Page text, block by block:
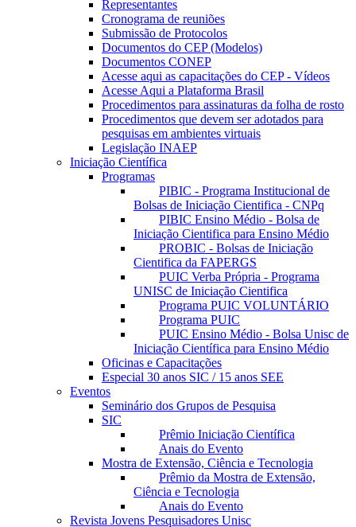
Representantes
Cronograma de reuniões
Submissão de Protocolos
Documentos do CEP (Modelos)
Documentos CONEP
Acesse aqui as capacitações do CEP - Vídeos
Acesse Aqui a Plataforma Brasil
Procedimentos para assinaturas da folha de rosto
Procedimentos que devem ser adotados para
pesquisas em ambientes virtuais
Legislação INAEP
Iniciação Científica
Programas
PIBIC - Programa Institucional de
Bolsas de Iniciação Cientifica - CNPq
PIBIC Ensino Médio - Bolsa de
Iniciação Cientifica para Ensino Médio
PROBIC - Bolsas de Iniciação
Cientifica da FAPERGS
PUIC Verba Própria - Programa
UNISC de Iniciação Cientifica
Programa PUIC VOLUNTÁRIO
Programa PUIC
PUIC Ensino Médio - Bolsa Unisc de
Iniciação Científica para Ensino Médio
Oficinas e Capacitações
Especial 30 anos SIC / 15 anos SEE
Eventos
Seminário dos Grupos de Pesquisa
SIC
Prêmio Iniciação Científica
Anais do Evento
Mostra de Extensão, Ciência e Tecnologia
Prêmio da Mostra de Extensão,
Ciência e Tecnologia
Anais do Evento
Revista Jovens Pesquisadores Unisc